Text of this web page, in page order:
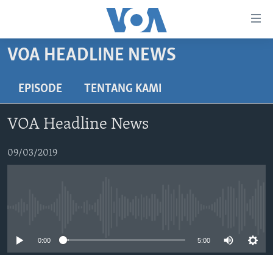
Akses
Utama
Lanjut
Navigasi
DUNIA
POLYGRAPH
DAFTAR PROGRAM
VOA HEADLINE NEWS
EPISODE TENTANG KAMI
VOA Headline News
09/03/2019
0:00 5:00